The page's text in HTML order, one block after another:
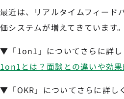
最近は、リアルタイムフィード
価システムが増えてきています。
▼「1on1」についてさらに詳し
1on1とは？面談との違いや効
▼「OKR」についてさらに詳し